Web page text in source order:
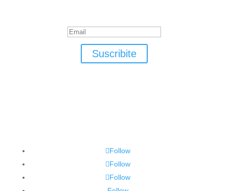
Suscribite
Follow
Follow
Follow